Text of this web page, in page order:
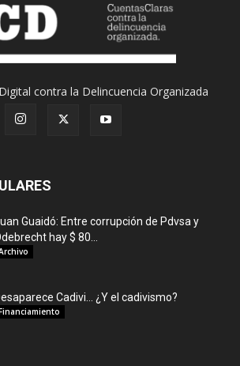
contra la Delincuencia Organizada
Guaidó: Entre corrupción de Pdvsa y
hay $ 80...
Cadivi… ¿Y el cadivismo?